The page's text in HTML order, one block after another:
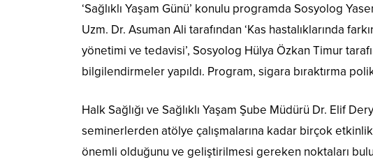
‘Sağlıklı Yaşam Günü’ konulu programda Sosyolog
Uzm. Dr. Asuman Ali tarafından ‘Kas hastalıklarında
yönetimi ve tedavisi’, Sosyolog Hülya Özkan Timur
bilgilendirmeler yapıldı. Program, sigara bıraktırma
Halk Sağlığı ve Sağlıklı Yaşam Şube Müdürü Dr. Elif
seminerlerden atölye çalışmalarına kadar birçok
önemli olduğunu ve geliştirilmesi gereken noktaları